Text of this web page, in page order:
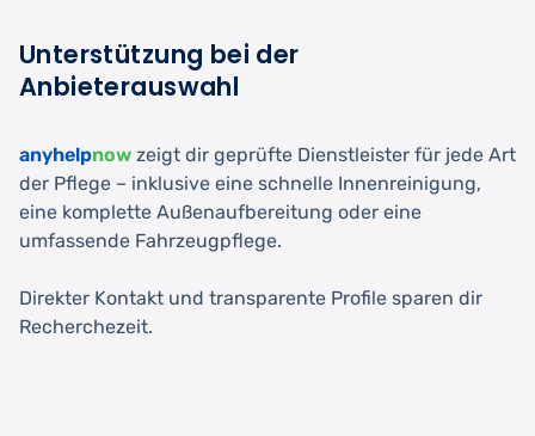
Unterstützung bei der
Anbieterauswahl
anyhelpnow zeigt dir geprüfte Dienstleister für jede Art
der Pflege – inklusive eine schnelle Innenreinigung,
eine komplette Außenaufbereitung oder eine
umfassende Fahrzeugpflege.
Direkter Kontakt und transparente Profile sparen dir
Recherchezeit.